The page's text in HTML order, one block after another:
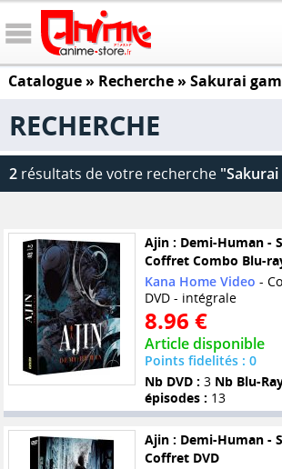
Catalogue» Recherche » Sakurai
RECHERCHE
2 résultats de votre recherche
Ajin : Demi-Human -
Coffret Combo Blu-
Kana Home Video -
DVD - intégrale
8.96 €
Article disponible
Points fidelités : 0
Nb DVD : 3 Nb Blu-
épisodes : 13
Ajin : Demi-Human -
Coffret DVD